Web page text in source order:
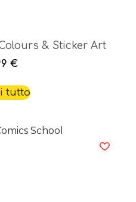
& Sticker Art
€
tutto